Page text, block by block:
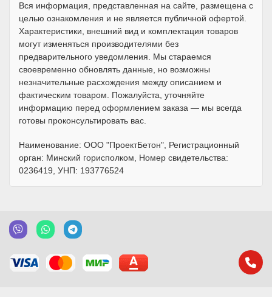
Вся информация, представленная на сайте, размещена с
целью ознакомления и не является публичной офертой.
Характеристики, внешний вид и комплектация товаров
могут изменяться производителями без
предварительного уведомления. Мы стараемся
своевременно обновлять данные, но возможны
незначительные расхождения между описанием и
фактическим товаром. Пожалуйста, уточняйте
информацию перед оформлением заказа — мы всегда
готовы проконсультировать вас.
Наименование: ООО "ПроектБетон", Регистрационный
орган: Минский горисполком, Номер свидетельства:
0236419, УНП: 193776524